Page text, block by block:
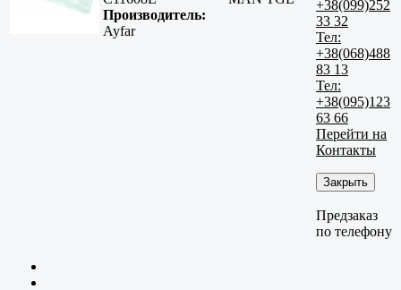
Производитель:
Ayfar
+38(099)252
33 32
Тел:
+38(068)488
83 13
Тел:
+38(095)123
63 66
Перейти на
Контакты
Закрыть
Предзаказ
по телефону